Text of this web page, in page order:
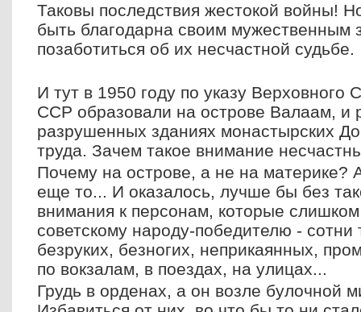
Таковы последствия жестокой войны!
быть благодарна своим мужественным
позаботиться об их несчастной судьбе.
И тут в 1950 году по указу Верховного
ССР образовали на острове Валаам, и
разрушенных зданиях монастырских
труда. Зачем такое внимание
Почему на острове, а не на материке?
еще то... И оказалось, лучше бы без
внимания к персонам, которые
советскому народу-победителю - сотни
безруких, безногих, неприкаянных,
по вокзалам, в поездах, на улицах...
Грудь в орденах, а он возле булочной